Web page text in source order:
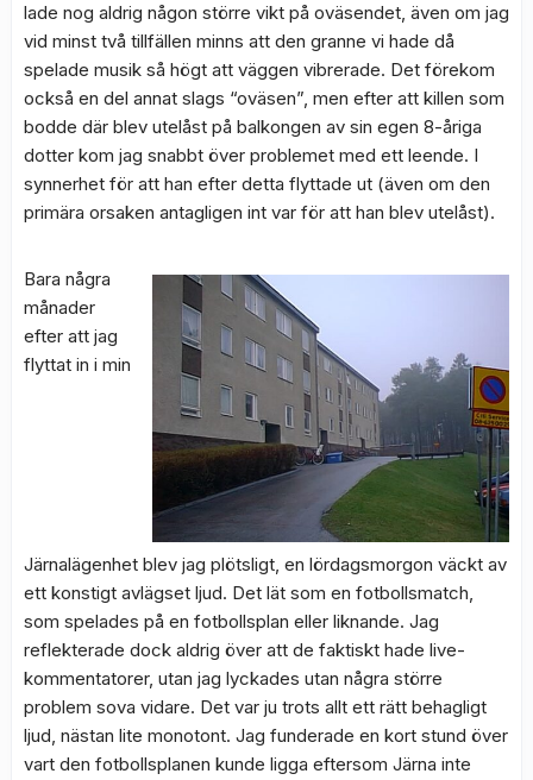
lade nog aldrig någon större vikt på oväsendet, även om jag
vid minst två tillfällen minns att den granne vi hade då
spelade musik så högt att väggen vibrerade. Det förekom
också en del annat slags “oväsen”, men efter att killen som
bodde där blev utelåst på balkongen av sin egen 8-åriga
dotter kom jag snabbt över problemet med ett leende. I
synnerhet för att han efter detta flyttade ut (även om den
primära orsaken antagligen int var för att han blev utelåst).
Bara några
månader
efter att jag
flyttat in i min
Järnalägenhet blev jag plötsligt, en lördagsmorgon väckt av
ett konstigt avlägset ljud. Det lät som en fotbollsmatch,
som spelades på en fotbollsplan eller liknande. Jag
reflekterade dock aldrig över att de faktiskt hade live-
kommentatorer, utan jag lyckades utan några större
problem sova vidare. Det var ju trots allt ett rätt behagligt
ljud, nästan lite monotont. Jag funderade en kort stund över
vart den fotbollsplanen kunde ligga eftersom Järna inte